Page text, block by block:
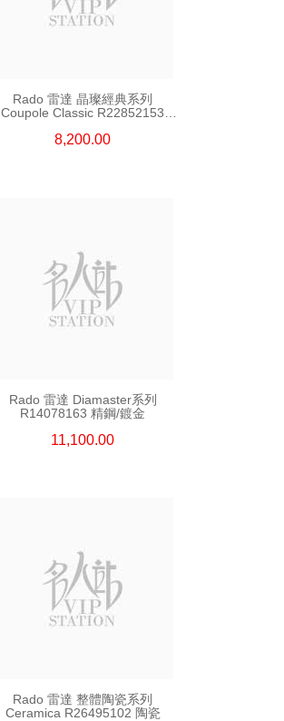
Rado 雷達 晶璨經典系列
Coupole Classic R22852153
8,200.00
Rado 雷達 Diamaster系列
R14078163 精鋼/鍍金
11,100.00
Rado 雷達 整體陶瓷系列
Ceramica R26495102 陶瓷